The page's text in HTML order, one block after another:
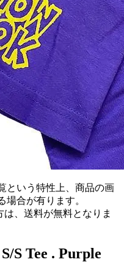
という特性上、商品の画
場合が有ります。
、 送料が無料となりま
S Tee . Purple